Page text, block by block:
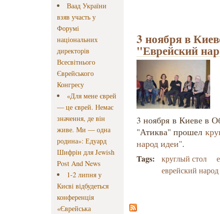
Ваад України
взяв участь у
Форумі
національних
директорів
Всесвітнього
Єврейського
Конгресу
«Для мене єврей
— це єврей. Немає
значення, де він
живе. Ми — одна
родина»: Едуард
Шифрін для Jewish
Post And News
1-2 липня у
Києві відбудеться
конференція
«Єврейська
3 ноября в
"Еврейский
3 ноября в Киеве в
"Атиква" прошел
народ идеи".
Tags: круглый стол
еврейский народ